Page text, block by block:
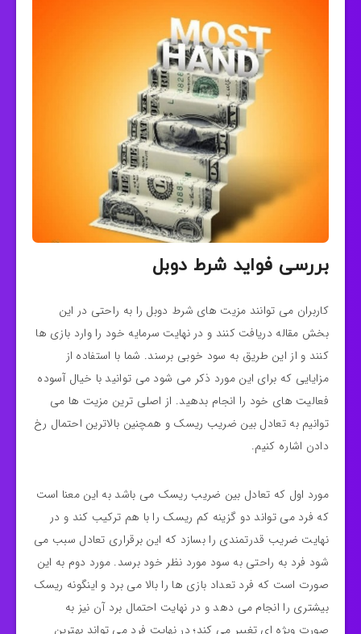
بررسی فواید شرط دوبل
کاربران می‌ توانند مزیت‌ های شرط دوبل را به‌ راحتی در این
بخش مقاله دریافت کنند و در نهایت سرمایه خود را وارد بازی‌ ها
کنند و از این طریق به سود خوبی برسند. شما با استفاده از
مزایایی که برای این‌ مورد ذکر می‌ شود می‌ توانید با خیال آسوده
فعالیت‌ های خود را انجام بدهید. از اصلی‌ ترین مزیت ها می‌
توانیم به تعادل بین ضریب ریسک و همچنین بالاترین احتمال رخ
دادن اشاره کنیم.
مورد اول که تعادل بین ضریب ریسک می‌ باشد به این معنا است
که فرد می‌ تواند دو گزینه کم ریسک را با هم ترکیب کند و در
نهایت ضریب قدرتمندی را بسازد که این برقراری تعادل سبب می‌
شود فرد به‌ راحتی به سود مورد نظر خود برسد. مورد دوم به این
صورت است که فرد تعداد بازی‌ ها را بالا می‌ برد و اینگونه ریسک
بیشتری را انجام می‌ دهد و در نهایت احتمال برد آن نیز به‌
صورت ویژه‌ ای تغییر می‌ کند؛ در نهایت فرد می تواند بهترین